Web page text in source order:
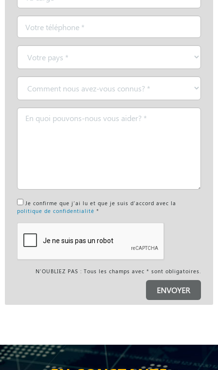
Téléphone
Pays
Comment
nous
avez-
vous
connus?
Message
Je confirme que j’ai lu et que je suis d’accord avec la
politique de confidentialité *
N’OUBLIEZ PAS : Tous les champs avec * sont obligatoires.
ENVOYER